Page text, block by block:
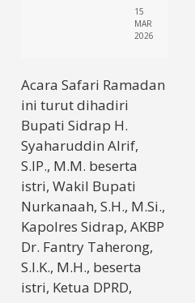
15
MAR
2026
Acara Safari Ramadan
ini turut dihadiri
Bupati Sidrap H.
Syaharuddin Alrif,
S.IP., M.M. beserta
istri, Wakil Bupati
Nurkanaah, S.H., M.Si.,
Kapolres Sidrap, AKBP
Dr. Fantry Taherong,
S.I.K., M.H., beserta
istri, Ketua DPRD,